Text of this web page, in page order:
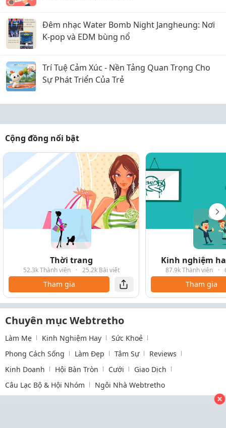
Đêm nhạc Water Bomb Night Jangheung: Nơi
K-pop và EDM bùng nổ
Trí Tuệ Cảm Xúc - Nền Tảng Quan Trọng Cho
Sự Phát Triển Của Trẻ
Cộng đồng nổi bật
Thời trang
52.3k Thành viên · 25.2k Bài viết
Tham gia
Kinh nghiệm
87.9k Thành viên ·
Tham gia
Chuyên mục Webtretho
Làm Mẹ Kinh Nghiệm Hay
Sức Khoẻ
Phong Cách Sống
Làm Đẹp Tâm Sự
Reviews
Kinh Doanh
Hội Bàn Tròn Cưới
Giao Dịch
Câu Lạc Bộ & Hội Nhóm
Ngôi Nhà Webtretho